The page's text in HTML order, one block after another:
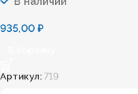
935,00 ₽
Артикул:719